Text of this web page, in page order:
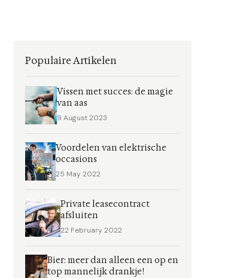
Populaire Artikelen
Vissen met succes: de magie
van aas
9 August 2023
Voordelen van elektrische
occasions
25 May 2022
Private leasecontract
afsluiten
22 February 2022
Bier: meer dan alleen een op en
top mannelijk drankje!